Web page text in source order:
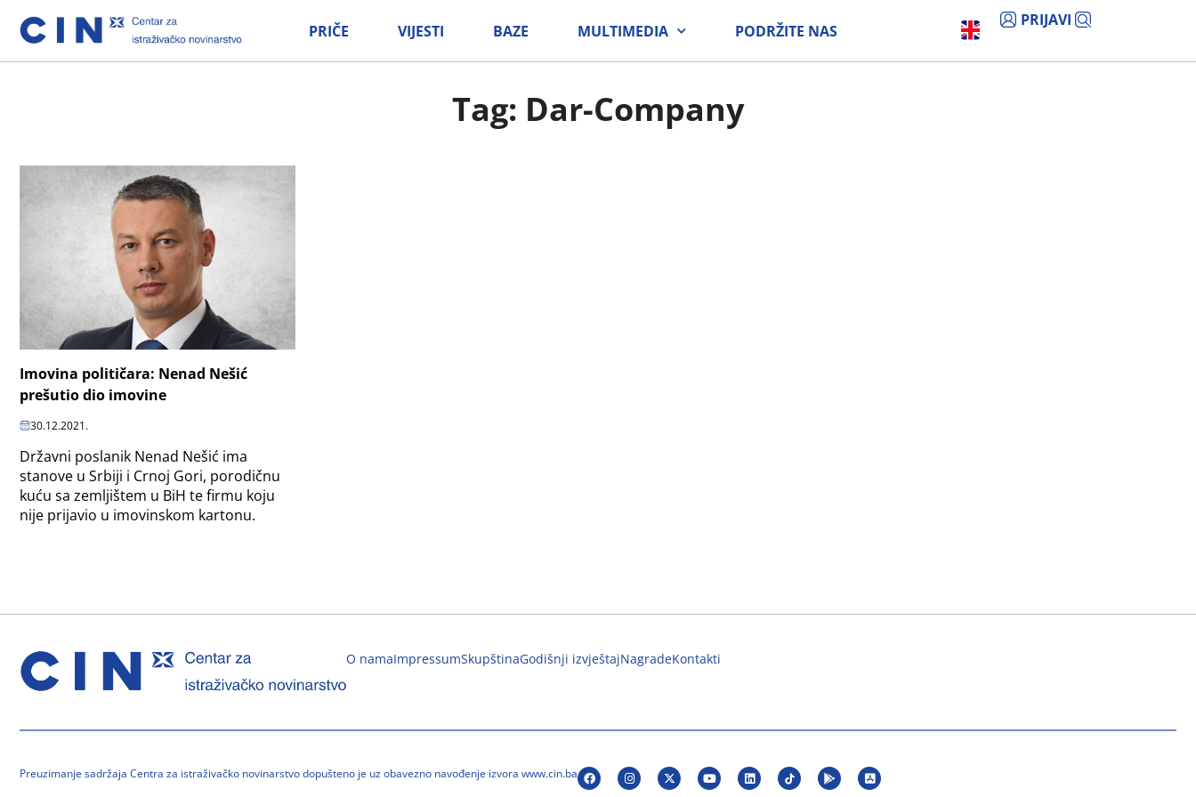
PRIČE VIJESTI BAZE MULTIMEDIA PODRŽITE NAS
PRIJAVI
Tag: Dar-Company
Imovina političara: Nenad Nešić
prešutio dio imovine
30.12.2021.
Državni poslanik Nenad Nešić ima
stanove u Srbiji i Crnoj Gori, porodičnu
kuću sa zemljištem u BiH te firmu koju
nije prijavio u imovinskom kartonu.
O namaImpressumSkupštinaGodišnji izvještajNagradeKontakti
Preuzimanje sadržaja Centra za istraživačko novinarstvo dopušteno je uz obavezno navođenje izvora www.cin.ba